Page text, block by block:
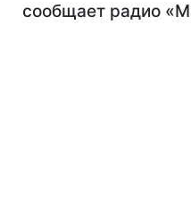
сообщает радио